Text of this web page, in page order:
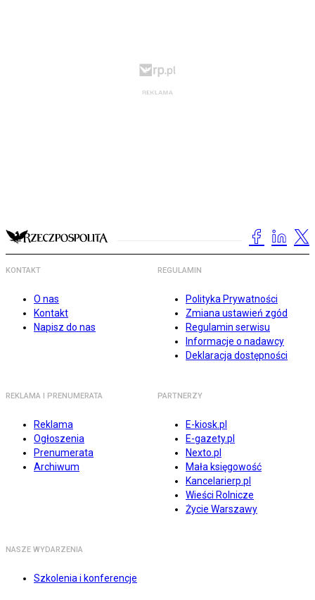
KONTAKT
O nas
Kontakt
Napisz do nas
REGULAMIN
Polityka Prywatności
Zmiana ustawień zgód
Regulamin serwisu
Informacje o nadawcy
Deklaracja dostępności
REKLAMA I PRENUMERATA
Reklama
Ogłoszenia
Prenumerata
Archiwum
PARTNERZY
E-kiosk.pl
E-gazety.pl
Nexto.pl
Mała księgowość
Kancelarierp.pl
Wieści Rolnicze
Życie Warszawy
NASZE WYDARZENIA
Szkolenia i konferencje